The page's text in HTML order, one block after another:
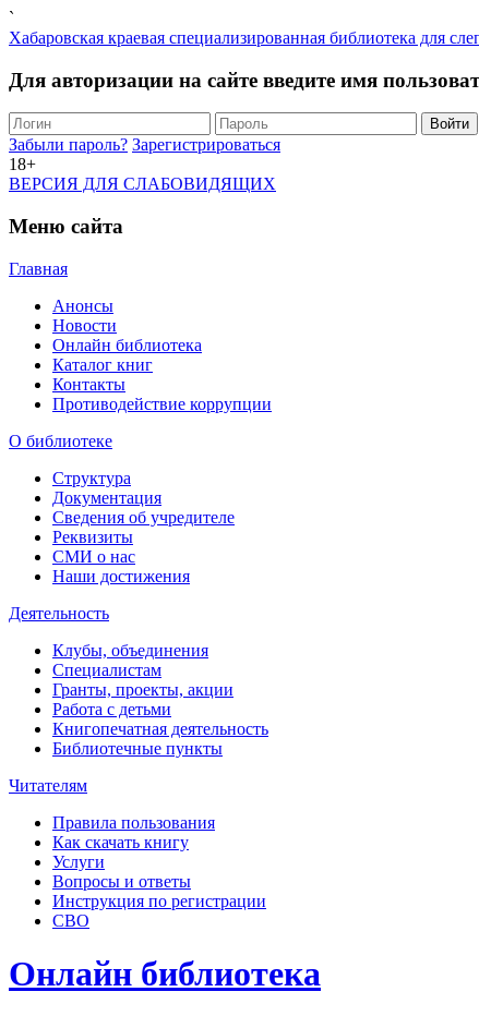
`
Хабаровская краевая специализированная библиотека для
Для авторизации на сайте введите имя
Забыли пароль? Зарегистрироваться
18+
ВЕРСИЯ ДЛЯ СЛАБОВИДЯЩИХ
Меню сайта
Главная
Анонсы
Новости
Онлайн библиотека
Каталог книг
Контакты
Противодействие коррупции
О библиотеке
Структура
Документация
Сведения об учредителе
Реквизиты
СМИ о нас
Наши достижения
Деятельность
Клубы, объединения
Специалистам
Гранты, проекты, акции
Работа с детьми
Книгопечатная деятельность
Библиотечные пункты
Читателям
Правила пользования
Как скачать книгу
Услуги
Вопросы и ответы
Инструкция по регистрации
СВО
Онлайн библиотека